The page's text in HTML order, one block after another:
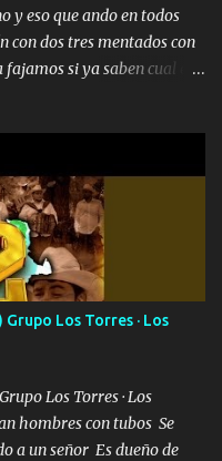
y eso que ando en todos
con dos tres mentados con
si ya saben cual es
me falta mucho para
Madrid Milán y también
es mi fragancia
mi pic si no se han dado
Los Torres · Los
Los Torres · Los
hombres con tubos Se
a un señor Es dueño de